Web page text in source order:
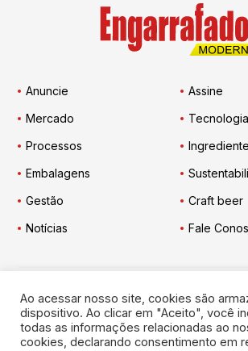
Anuncie
Assine
Mercado
Tecnologia
Processos
Embalagens
Gestão
Craft beer
Notícias
Fale
Engarrafador Moderno nas
Ao acessar nosso site, cookies são
dispositivo. Ao clicar em "Aceito", você
todas as informações relacionadas ao
cookies, declarando consentimento em